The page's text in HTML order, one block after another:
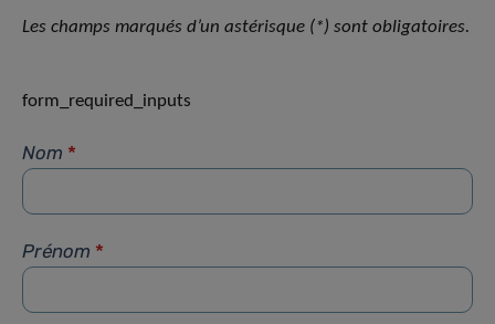
Les champs marqués d’un astérisque (*) sont obligatoires.
form_required_inputs
Nom *
Prénom *